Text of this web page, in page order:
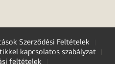
Szerződési Feltételek
kapcsolatos szabályzat
feltételek